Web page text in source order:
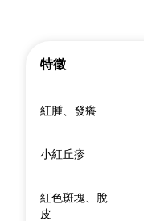
特徵
紅腫、發癢
小紅丘疹
紅色斑塊、脫
皮